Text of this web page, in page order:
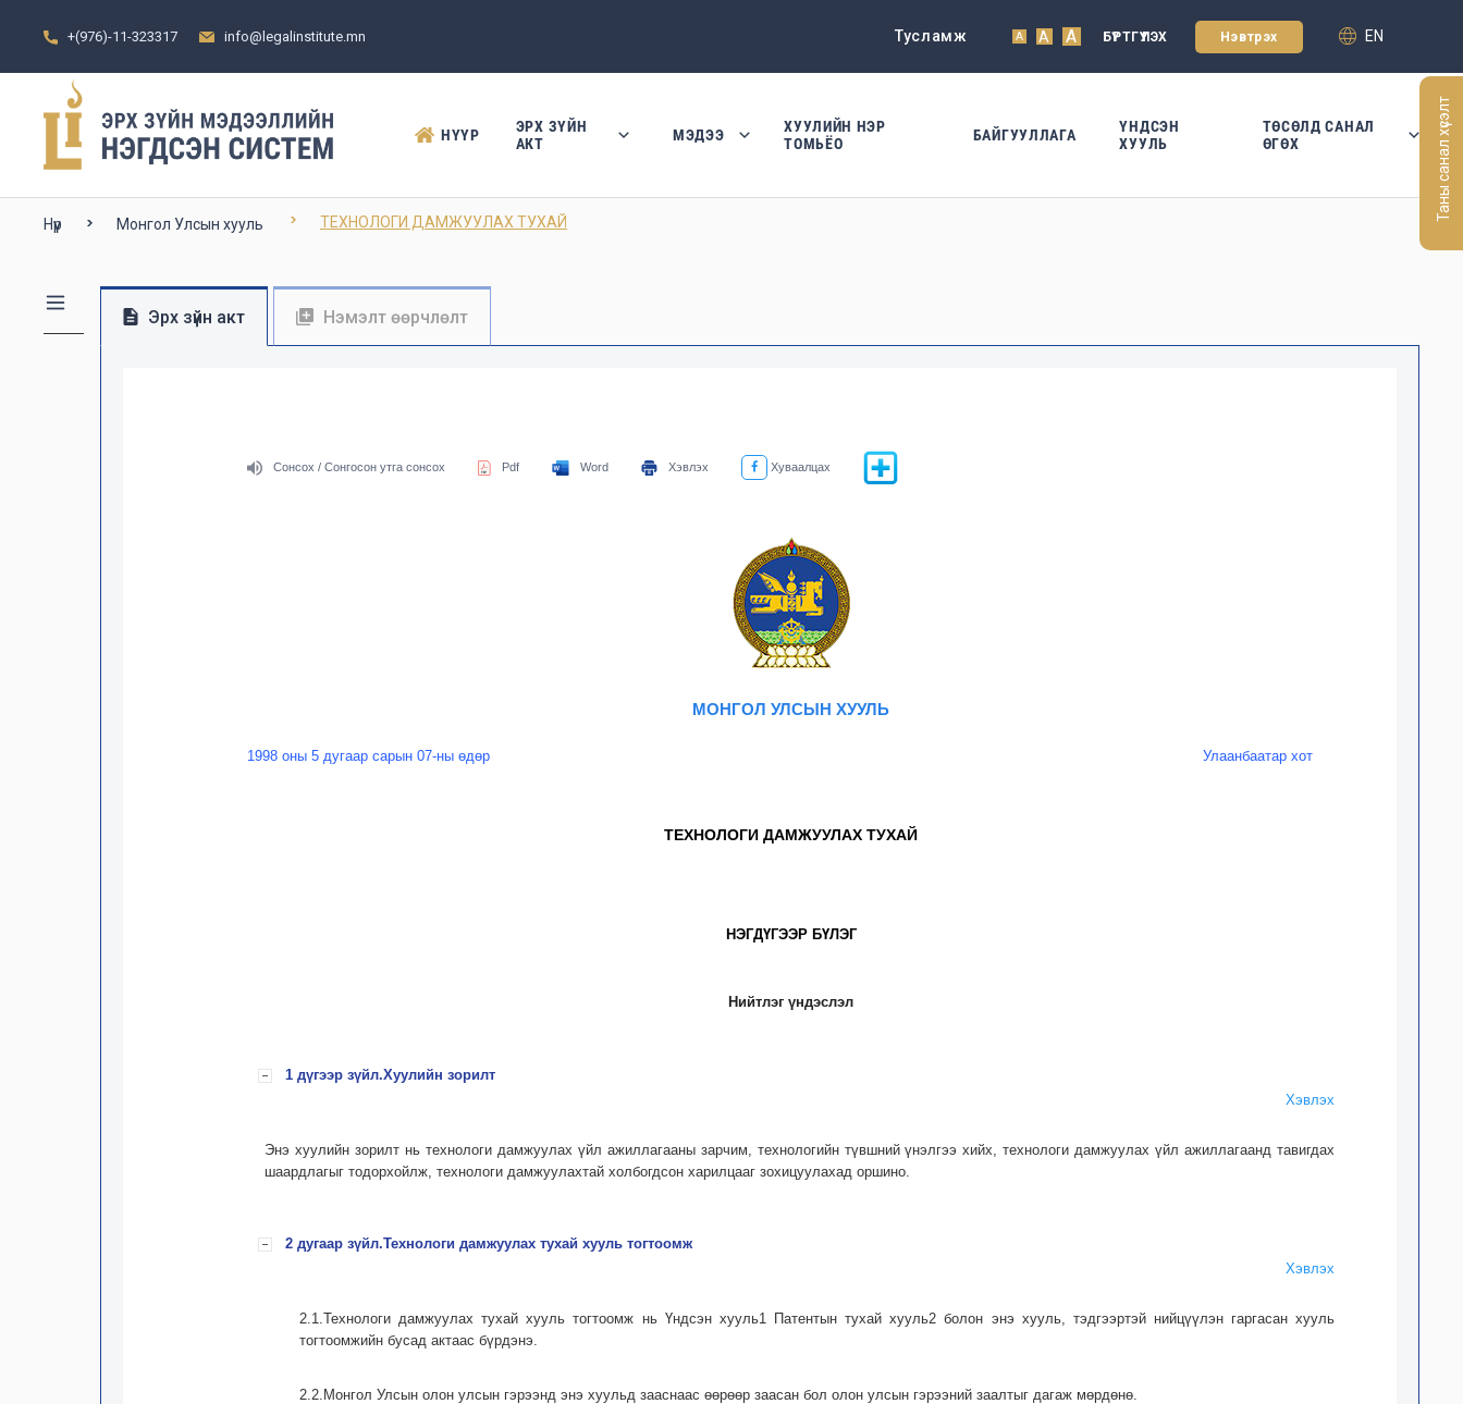
+(976)-11-323317 info@legalinstitute.mn Тусламж A A A БҮРТГҮҮЛЭХ Нэвтрэх EN
НҮҮР
ЭРХ ЗҮЙН
АКТ
МЭДЭЭ
ХУУЛИЙН НЭР
ТОМЬЁО
БАЙГУУЛЛАГА
ҮНДСЭН
ХУУЛЬ
ТӨСӨЛД САНАЛ
ӨГӨХ
Нүүр Монгол Улсын хууль ТЕХНОЛОГИ ДАМЖУУЛАХ ТУХАЙ
Эрх зүйн акт Нэмэлт өөрчлөлт
Сонсох / Сонгосон утга сонсох Pdf Word Хэвлэх Хуваалцах
МОНГОЛ УЛСЫН ХУУЛЬ
1998 оны 5 дугаар сарын 07-ны өдөр Улаанбаатар хот
ТЕХНОЛОГИ ДАМЖУУЛАХ ТУХАЙ
НЭГДҮГЭЭР БҮЛЭГ
Нийтлэг үндэслэл
1 дүгээр зүйл.Хуулийн зорилт
Хэвлэх
Энэ хуулийн зорилт нь технологи дамжуулах үйл ажиллагааны зарчим, технологийн түвш­ний үнэлгээ хийх, технологи дамжуулах үйл ажиллагаанд тавигдах
шаардлагыг тодорхойлж, технологи дамжуулахтай холбогдсон харилцааг зохи­цуулахад оршино.
2 дугаар зүйл.Технологи дамжуулах тухай хууль тогтоомж
Хэвлэх
2.1.Технологи дамжуулах тухай хууль тогтоомж нь Үндсэн хууль1 Патентын тухай хууль2 болон энэ хууль, тэдгээртэй ний­цүүлэн гаргасан хууль
тогтоомжийн бусад актаас бүрдэнэ.
2.2.Монгол Улсын олон улсын гэрээнд энэ хуульд зааснаас өөрөөр заасан бол олон улсын гэрээний заалтыг дагаж мөрдөнө.
Таны санал хүсэлт